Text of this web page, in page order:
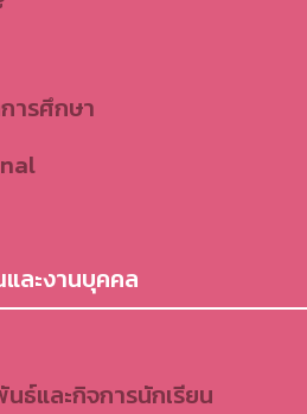
ารศึกษา
ละงานบุคคล
ธ์และกิจการนักเรียน